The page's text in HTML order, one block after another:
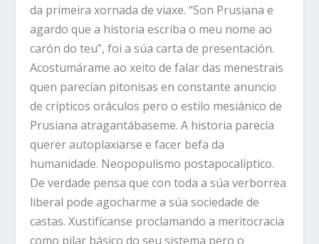
da primeira xornada de viaxe. “Son Prusiana e
agardo que a historia escriba o meu nome ao
carón do teu”, foi a súa carta de presentación.
Acostumárame ao xeito de falar das menestrais
quen parecían pitonisas en constante anuncio
de crípticos oráculos pero o estilo mesiánico de
Prusiana atragantábaseme. A historia parecía
querer autoplaxiarse e facer befa da
humanidade. Neopopulismo postapocalíptico.
De verdade pensa que con toda a súa verborrea
liberal pode agocharme a súa sociedade de
castas. Xustifícanse proclamando a meritocracia
como pilar básico do seu sistema pero o